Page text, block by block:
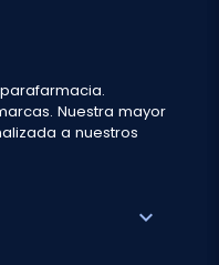
Nuestra mayor
a nuestros
expand_more